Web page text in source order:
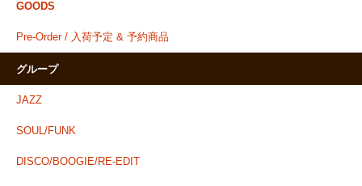
GOODS
Pre-Order / 入荷予定 & 予約商品
グループ
JAZZ
SOUL/FUNK
DISCO/BOOGIE/RE-EDIT